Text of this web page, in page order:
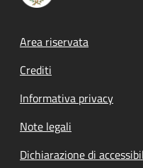
Footer menu
Area riservata
Crediti
Informativa privacy
Note legali
Dichiarazione di